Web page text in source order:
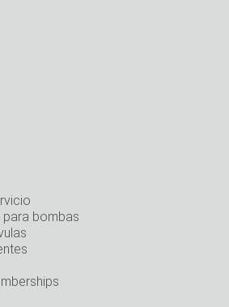
iniciar la verificación
de privacidad. Autorizo el
datos con fines comerciales.
de nuestro boletín de noticias y
sobre nuevos productos,
promociones, invitaciones a
en contacto
para bombas